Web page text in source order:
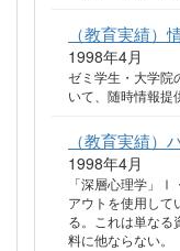
（教育実績）
1998年4月
ゼミ学生・大学院
いて、随時情報提
（教育実績）
1998年4月
「深層心理学」
アウトを使用して
る。これは単なる
料に他ならない。